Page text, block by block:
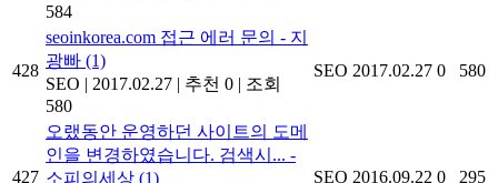
584
428
seoinkorea.com 접근 에러 문의 - 지
광빠 (1)
SEO | 2017.02.27 | 추천 0 | 조회
580
SEO 2017.02.27 0 580
427
오랬동안 운영하던 사이트의 도메
인을 변경하였습니다. 검색시... -
소피의세상 (1)
SEO 2016.09.22 0 295